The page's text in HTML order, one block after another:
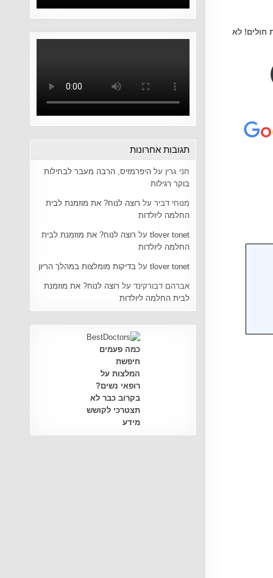
חולים! לא
תגובות אחרונות
חני גרין על היפרמזיס, הרבה מעבר לבחילות
בוקר רגילות
מנוחי דבירעל רוצה לנוח? את מוזמנת לבית
החלמה ליולדות
tlover tonetעל רוצה לנוח? את מוזמנת לבית
החלמה ליולדות
tlover tonetעל בדיקות מומלצות במהלך הריון
אברהם דבורקינדעל רוצה לנוח? את מוזמנת
לבית החלמה ליולדות
כמה פעמים
חיפשת
המלצות על
רופאי נשים?
בקרוב כבר לא
תצטרכי לקושש
מידע